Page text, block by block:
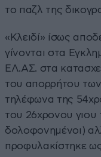
το παζλ της
«Κλειδί» ίσως
γίνονται στα
ΕΛ.ΑΣ. στα
του απορρήτου των
τηλέφωνα της
του 26χρονου γιου
δολοφονημένοι)
προφυλακίστηκε